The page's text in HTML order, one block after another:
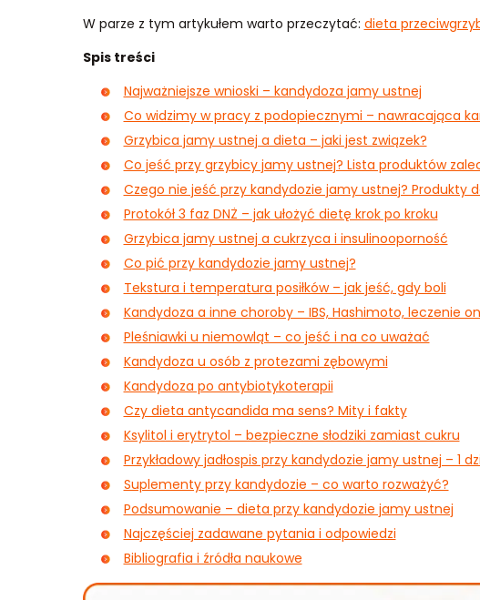
W parze z tym artykułem warto przeczytać: dieta
Spis treści
Najważniejsze wnioski – kandydoza jamy ustnej
Co widzimy w pracy z podopiecznymi – nawracająca
Grzybica jamy ustnej a dieta – jaki jest związek?
Co jeść przy grzybicy jamy ustnej? Lista produktów
Czego nie jeść przy kandydozie jamy ustnej? Produkty
Protokół 3 faz DNŻ – jak ułożyć dietę krok po kroku
Grzybica jamy ustnej a cukrzyca i insulinooporność
Co pić przy kandydozie jamy ustnej?
Tekstura i temperatura posiłków – jak jeść, gdy boli
Kandydoza a inne choroby – IBS, Hashimoto, leczenie
Pleśniawki u niemowląt – co jeść i na co uważać
Kandydoza u osób z protezami zębowymi
Kandydoza po antybiotykoterapii
Czy dieta antycandida ma sens? Mity i fakty
Ksylitol i erytrytol – bezpieczne słodziki zamiast cukru
Przykładowy jadłospis przy kandydozie jamy ustnej – 1
Suplementy przy kandydozie – co warto rozważyć?
Podsumowanie – dieta przy kandydozie jamy ustnej
Najczęściej zadawane pytania i odpowiedzi
Bibliografia i źródła naukowe